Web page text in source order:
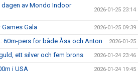
dagen av Mondo Indoor
2026-01-25 23:14
Gala 2026-01-25 09:39
60m-pers för både Åsa och Anton 2026-01-25
ett silver och fem brons 2026-01-24 23:46
i USA 2026-01-24 19:45